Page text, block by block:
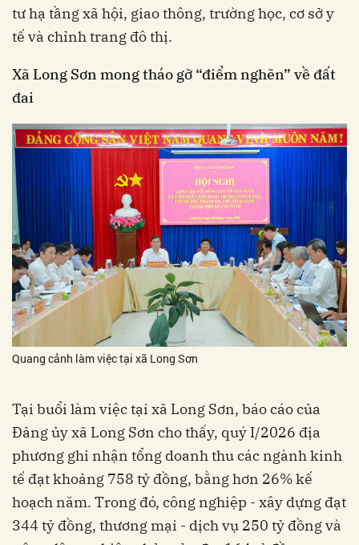
tư hạ tầng xã hội, giao thông, trường học, cơ sở y
tế và chỉnh trang đô thị.
Xã Long Sơn mong tháo gỡ “điểm nghẽn” về đất
đai
Quang cảnh làm việc tại xã Long Sơn
Tại buổi làm việc tại xã Long Sơn, báo cáo của
Đảng ủy xã Long Sơn cho thấy, quý I/2026 địa
phương ghi nhận tổng doanh thu các ngành kinh
tế đạt khoảng 758 tỷ đồng, bằng hơn 26% kế
hoạch năm. Trong đó, công nghiệp - xây dựng đạt
344 tỷ đồng, thương mại - dịch vụ 250 tỷ đồng và